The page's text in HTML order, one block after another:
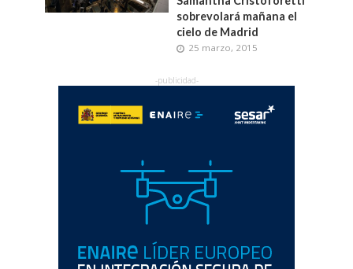
sobrevolará mañana el
cielo de Madrid
25 marzo, 2015